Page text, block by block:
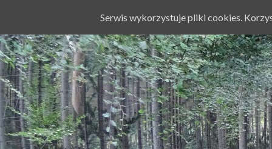
Serwis wykorzystuje pliki cookies.